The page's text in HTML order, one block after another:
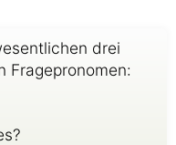
drei
Fragepronomen: